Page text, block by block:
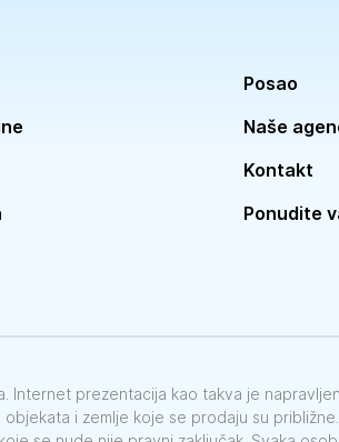
Posao
Naše
Kontakt
Ponudite
Internet prezentacija kao takva je
i zemlje koje se prodaju su